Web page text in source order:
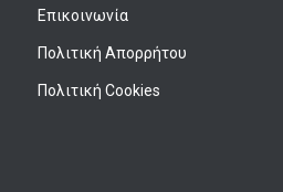
Επικοινωνία
Πολιτική Απορρήτου
Πολιτική Cookies